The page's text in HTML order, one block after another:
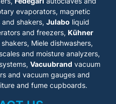
evaporators, magnetic
shakers, Julabo liquid
and freezers, Kühner
Miele dishwashers,
and moisture analyzers,
Vacuubrand vacuum
and vacuum gauges and
and fume cupboards.